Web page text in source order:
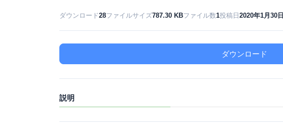
ダウンロード28ファイルサイズ787.30 KBファイル数1投稿日 2020年1月30日
ダウンロード
説明